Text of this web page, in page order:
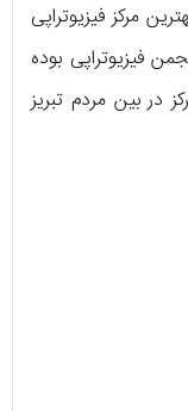
مرکز فیزیوتراپی
فیزیوتراپی بوده
در بین مردم تبریز